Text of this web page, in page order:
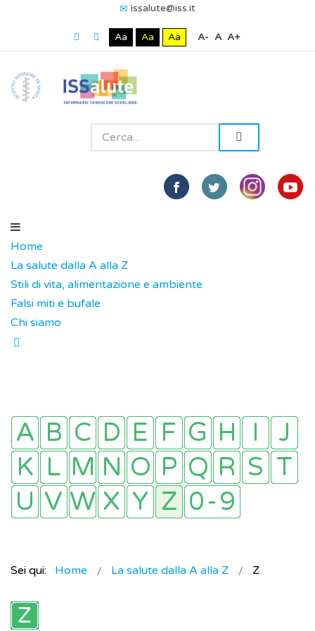
issalute@iss.it
Aa Aa Aa A- A A+
Home
La salute dalla A alla Z
Stili di vita, alimentazione e ambiente
Falsi miti e bufale
Chi siamo
Sei qui: Home La salute dalla A alla Z Z